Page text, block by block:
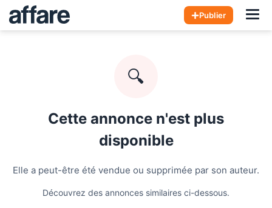
Publier
🔍
Cette annonce n'est plus
disponible
Elle a peut-être été vendue ou supprimée par son auteur.
Découvrez des annonces similaires ci-dessous.